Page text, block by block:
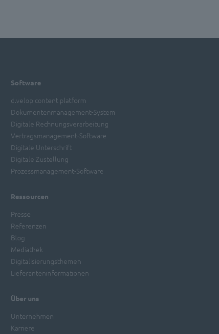
Software
d.velop content platform
Dokumentenmanagement-System
Digitale Rechnungsverarbeitung
Vertragsmanagement-Software
Digitale Unterschrift
Digitale Zustellung
Prozessmanagement-Software
Ressourcen
Presse
Referenzen
Blog
Mediathek
Digitalisierungsthemen
Lieferanteninformationen
Über uns
Unternehmen
Karriere